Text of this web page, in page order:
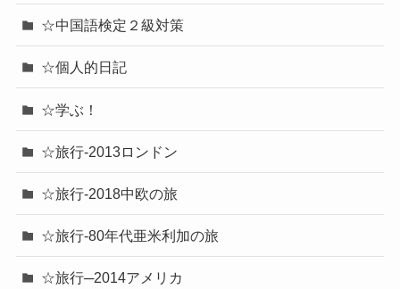
☆中国語検定２級対策
☆個人的日記
☆学ぶ！
☆旅行-2013ロンドン
☆旅行-2018中欧の旅
☆旅行-80年代亜米利加の旅
☆旅行─2014アメリカ